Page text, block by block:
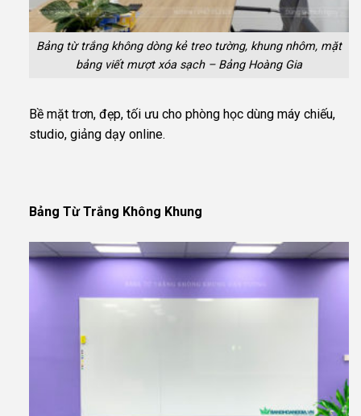
Bảng từ trắng không dòng kẻ treo tường, khung nhôm, mặt
bảng viết mượt xóa sạch – Bảng Hoàng Gia
Bề mặt trơn, đẹp, tối ưu cho phòng học dùng máy chiếu,
studio, giảng dạy online.
Bảng Từ Trắng Không Khung